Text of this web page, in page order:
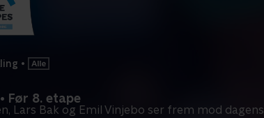
•
Før 8. etape
Lars Bak og Emil Vinjebo ser frem mod dagens